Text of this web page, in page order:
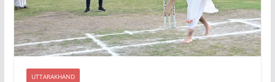
UTTARAKHAND